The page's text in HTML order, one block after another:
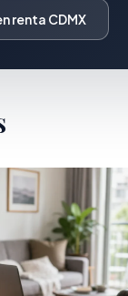
renta CDMX